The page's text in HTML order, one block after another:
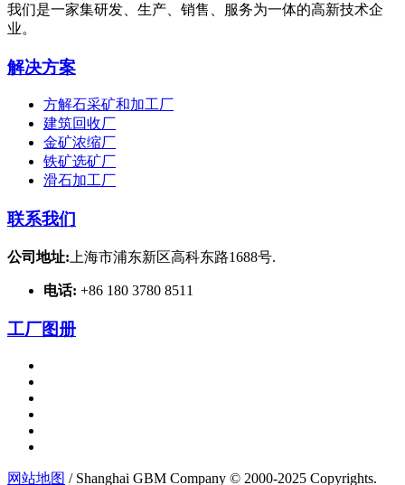
我们是一家集研发、生产、销售、服务为一体的高新技术企
业。
解决方案
方解石采矿和加工厂
建筑回收厂
金矿浓缩厂
铁矿选矿厂
滑石加工厂
联系我们
公司地址: 上海市浦东新区高科东路1688号.
电话: +86 180 3780 8511
工厂图册
网站地图 / Shanghai GBM Company © 2000-2025 Copyrights.